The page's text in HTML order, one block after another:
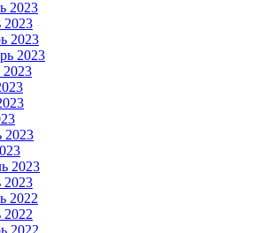
2023
2023
2023
2023
2023
2023
2023
2023
2022
2022
2022